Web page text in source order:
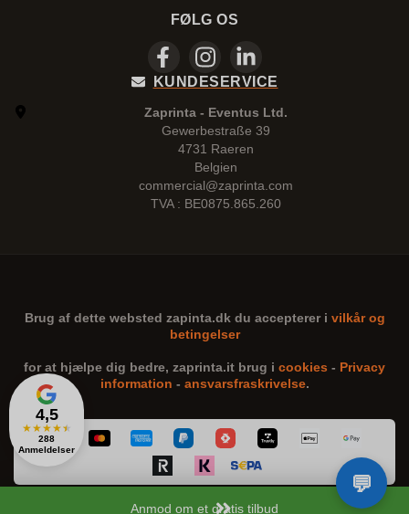
Anmod om et gratis tilbud
4,5
★★★★★
288
Anmeldelser
FØLG OS
KUNDESERVICE
Zaprinta - Eventus Ltd.
Gewerbestraße 39
4731 Raeren
Belgien
commercial@zaprinta.com
TVA : BE0875.865.260
Brug af dette websted zapinta.dk du accepterer i vilkår og
betingelser
for at hjælpe dig bedre, zaprinta.it brug i cookies - Privacy
information - ansvarsfraskrivelse.